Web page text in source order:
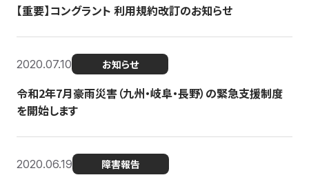
【重要】コングラント 利用規約改訂のお知らせ
2020.07.10 お知らせ
令和2年7月豪雨災害（九州・岐阜・長野）の緊急支援制度
を開始します
2020.06.19 障害報告